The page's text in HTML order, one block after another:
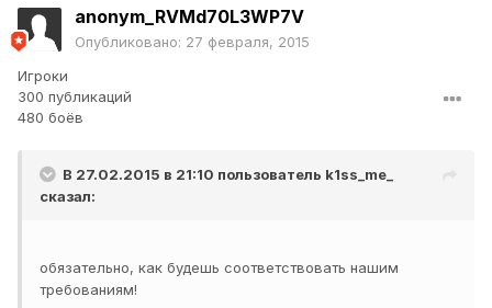
anonym_RVMd70L3WP7V
Опубликовано: 27 февраля, 2015
Игроки
300 публикаций
480 боёв
В 27.02.2015 в 21:10 пользователь k1ss_me_
сказал:
обязательно, как будешь соответствовать нашим
требованиям!